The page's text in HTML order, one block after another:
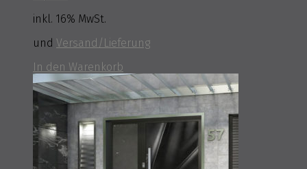
inkl. 16% MwSt.
und Versand/Lieferung
In den Warenkorb